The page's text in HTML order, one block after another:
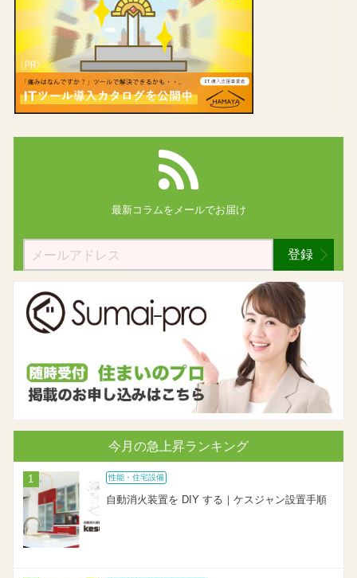
最新コラムを メールでお届け
登録
今月の急上昇ランキング
性能・住宅設備
自動消火装置を DIY する｜ケスジャン設置手順